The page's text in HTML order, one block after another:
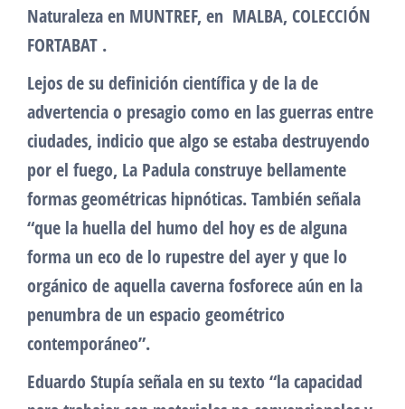
Naturaleza en MUNTREF, en MALBA, COLECCIÓN
FORTABAT .
Lejos de su definición científica y de la de
advertencia o presagio como en las guerras entre
ciudades, indicio que algo se estaba destruyendo
por el fuego, La Padula construye bellamente
formas geométricas hipnóticas. También señala
“que la huella del humo del hoy es de alguna
forma un eco de lo rupestre del ayer y que lo
orgánico de aquella caverna fosforece aún en la
penumbra de un espacio geométrico
contemporáneo”.
Eduardo Stupía señala en su texto “la capacidad